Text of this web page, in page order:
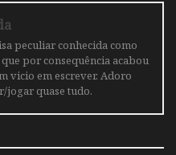
peculiar conhecida como
por consequência acabou
vicio em escrever. Adoro
jogar quase tudo.